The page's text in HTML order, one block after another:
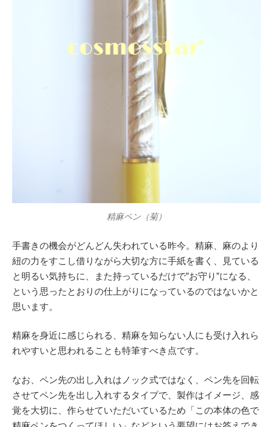
精麻ペン（菊）
手書きの機会がどんどん失われている昨今。精麻、麻のより
紐の力をすこし借りながら大切な方に手紙を書く、見ている
と明るい気持ちに、また持っているだけで”お守り”になる、
という思ったとおりの仕上がりになっているのではないかと
思います。
精麻を身近に感じられる、精麻を知らない人にも受け入れら
れやすいと思われることも特筆すべき点です。
なお、ペン先の出し入れはノック式ではなく、ペン先を回転
させてペン先を出し入れするタイプで、製作はイメージ、感
覚を大切に、作らせていただいているため「この本体の色で